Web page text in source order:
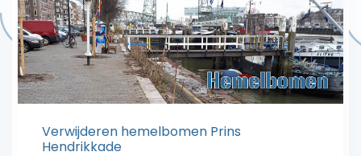
Verwijderen hemelbomen Prins
Hendrikkade